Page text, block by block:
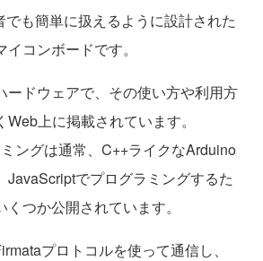
でも簡単に扱えるように設計された
コンボードです。
ドウェアで、その使い方や利用方
上に掲載されています。
ングは通常、C++ライクなArduino
JavaScriptでプログラミングするた
つか公開されています。
プロトコルを使って通信し、